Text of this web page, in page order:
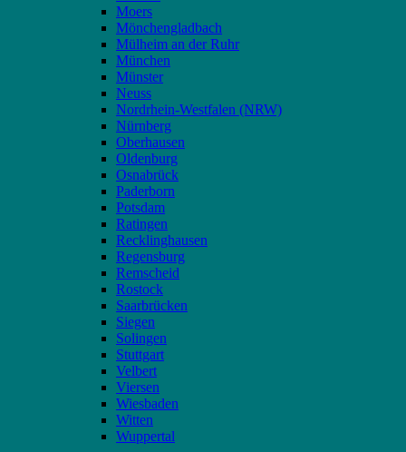
Moers
Mönchengladbach
Mülheim an der Ruhr
München
Münster
Neuss
Nordrhein-Westfalen (NRW)
Nürnberg
Oberhausen
Oldenburg
Osnabrück
Paderborn
Potsdam
Ratingen
Recklinghausen
Regensburg
Remscheid
Rostock
Saarbrücken
Siegen
Solingen
Stuttgart
Velbert
Viersen
Wiesbaden
Witten
Wuppertal